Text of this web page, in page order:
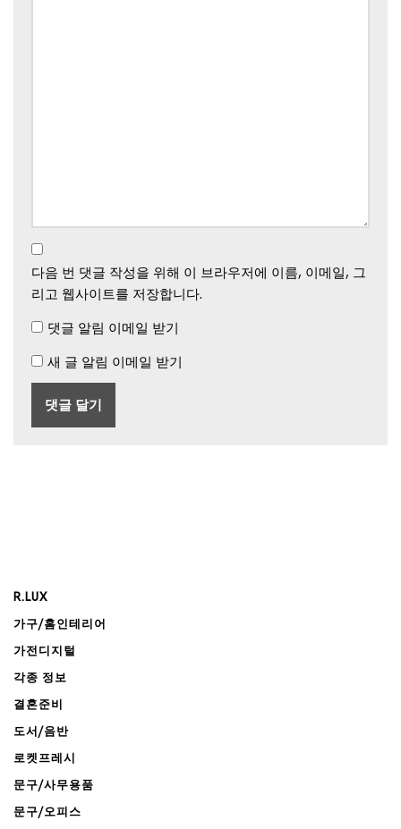
다음 번 댓글 작성을 위해 이 브라우저에 이름, 이메일, 그
리고 웹사이트를 저장합니다.
댓글 알림 이메일 받기
새 글 알림 이메일 받기
R.LUX
가구/홈인테리어
가전디지털
각종 정보
결혼준비
도서/음반
로켓프레시
문구/사무용품
문구/오피스